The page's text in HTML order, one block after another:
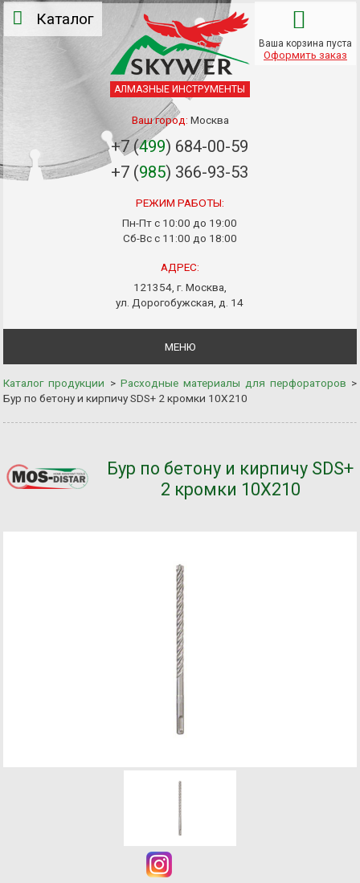
АЛМАЗНЫЕ ИНСТРУМЕНТЫ
Ваш город: Москва
+7 (499) 684-00-59
+7 (985) 366-93-53
РЕЖИМ РАБОТЫ:
Пн-Пт с 10:00 до 19:00
Сб-Вс с 11:00 до 18:00
АДРЕС:
121354, г. Москва,
ул. Дорогобужская, д. 14
Ваша корзина пуста
Оформить заказ
МЕНЮ
Каталог продукции > Расходные материалы для перфораторов >
Бур по бетону и кирпичу SDS+ 2 кромки 10Х210
Бур по бетону и кирпичу SDS+
2 кромки 10Х210
Каталог